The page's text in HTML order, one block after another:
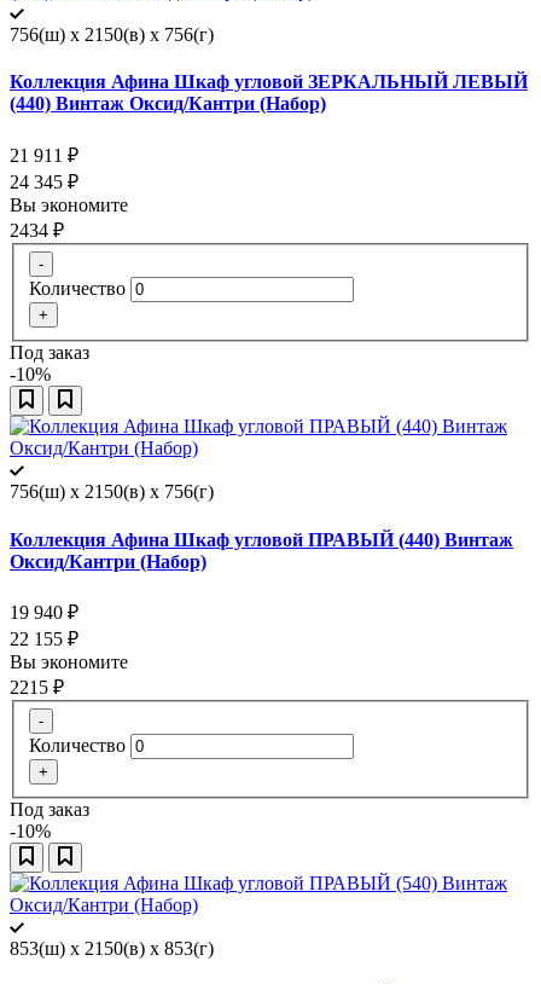
756(ш) x 2150(в) x 756(г)
Коллекция Афина Шкаф угловой ЗЕРКАЛЬНЫЙ ЛЕВЫЙ
(440) Винтаж Оксид/Кантри (Набор)
21 911 ₽
24 345 ₽
Вы экономите
2434 ₽
-
Количество
+
Под заказ
-10%
756(ш) x 2150(в) x 756(г)
Коллекция Афина Шкаф угловой ПРАВЫЙ (440) Винтаж
Оксид/Кантри (Набор)
19 940 ₽
22 155 ₽
Вы экономите
2215 ₽
-
Количество
+
Под заказ
-10%
853(ш) x 2150(в) x 853(г)